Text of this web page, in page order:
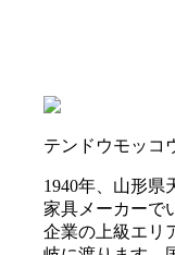
テンドウモッコ
1940年、山形県
家具メーカーで
企業の上級エリ